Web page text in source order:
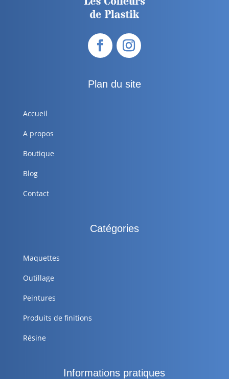
Plan du site
Accueil
A propos
Boutique
Blog
Contact
Catégories
Maquettes
Outillage
Peintures
Produits de finitions
Résine
Informations pratiques